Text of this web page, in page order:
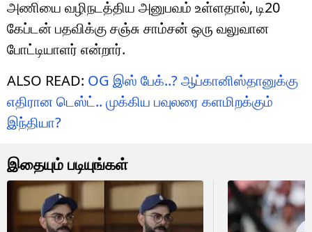
அணியை வழிநடத்திய அனுபவம் உள்ளதால், டி20
கேப்டன் பதவிக்கு சஞ்சு சாம்சன் ஒரு வலுவான
போட்டியாளர் என்றார்.
ALSO READ: OG இஸ் பேக்..? ஆப்கானிஸ்தானுக்கு
எதிரான டெஸ்ட்.. முக்கிய பவுலரை களமிறக்கும்
இந்தியா?
இதையும் படியுங்கள்